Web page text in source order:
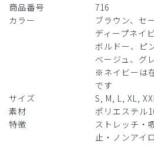
156-160cm 体重:
キツかった‥
スクラブのみいつも購入していて、
も同様のサイズを購入。着衣は出
ズアップした方が良かったと後悔
商品番号
716
カラー
ブラウン、セ
ディープネイ
ボルドー、ピ
ベージュ、グ
※ネイビーは
です
サイズ
S, M, L, XL, XXL
素材
ポリエステル
特徴
ストレッチ・
止・ノンアイ